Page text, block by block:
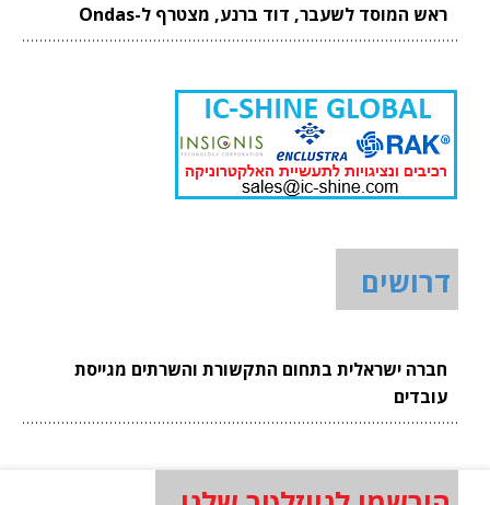
ראש המוסד לשעבר, דוד ברנע, מצטרף ל-Ondas
דרושים
חברה ישראלית בתחום התקשורת והשרתים מגייסת
עובדים